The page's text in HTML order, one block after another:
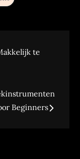
te
Beginners